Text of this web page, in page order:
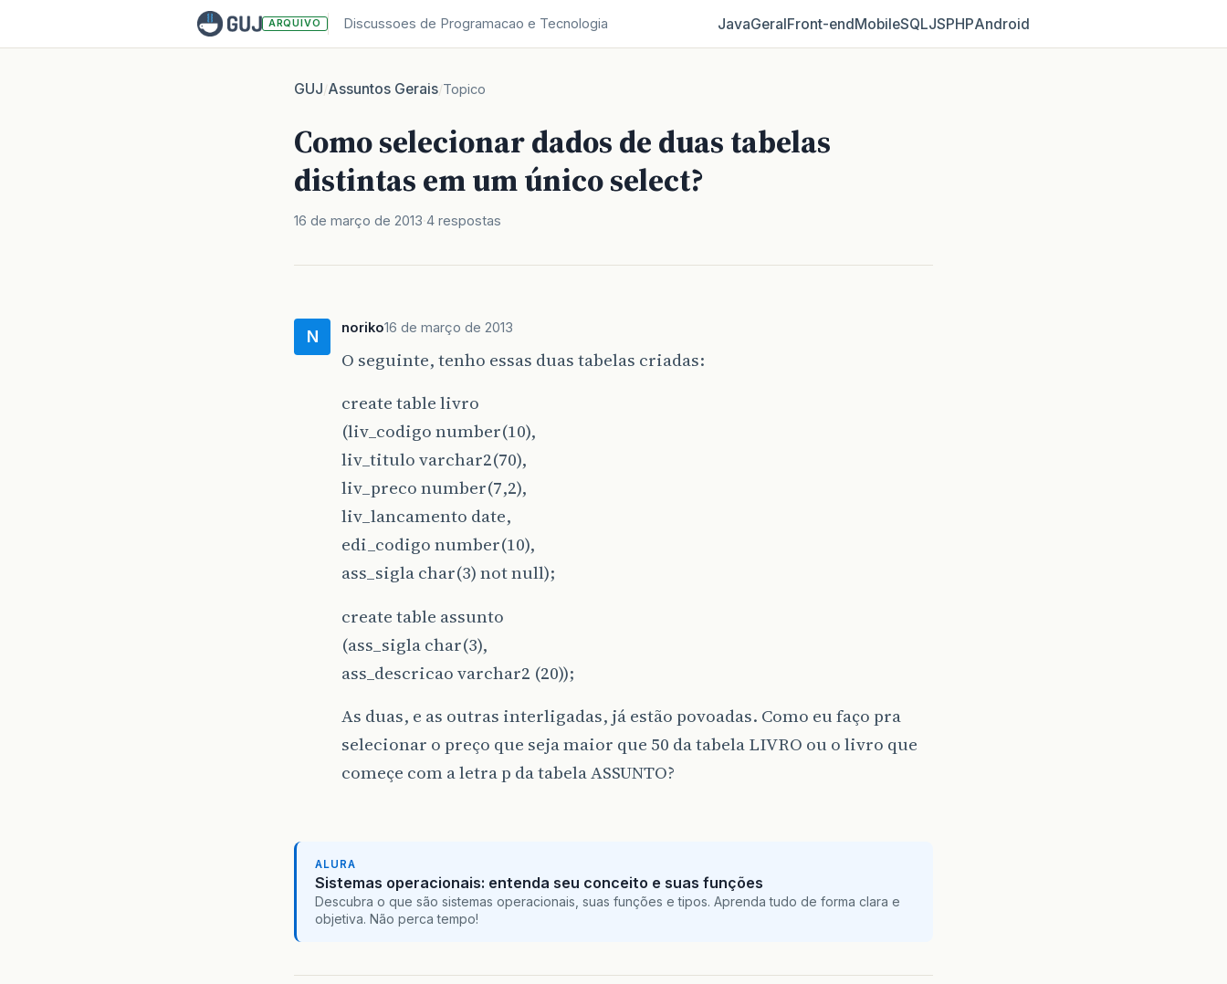
ARQUIVO Discussoes de Programacao e Tecnologia JavaGeralFront‑endMobileSQLJSPHPAndroid
GUJ/Assuntos Gerais/Topico
Como selecionar dados de duas tabelas
distintas em um único select?
16 de março de 2013 4 respostas
N noriko16 de março de 2013
O seguinte, tenho essas duas tabelas criadas:
create table livro
(liv_codigo number(10),
liv_titulo varchar2(70),
liv_preco number(7,2),
liv_lancamento date,
edi_codigo number(10),
ass_sigla char(3) not null);
create table assunto
(ass_sigla char(3),
ass_descricao varchar2 (20));
As duas, e as outras interligadas, já estão povoadas. Como eu faço pra
selecionar o preço que seja maior que 50 da tabela LIVRO ou o livro que
começe com a letra p da tabela ASSUNTO?
ALURA
Sistemas operacionais: entenda seu conceito e suas funções
Descubra o que são sistemas operacionais, suas funções e tipos. Aprenda tudo de forma clara e
objetiva. Não perca tempo!